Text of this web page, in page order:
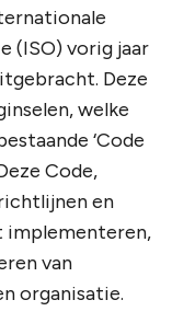
(ISO) vorig jaar
Deze
welke
‘Code
Code,
en
implementeren,
van
organisatie.